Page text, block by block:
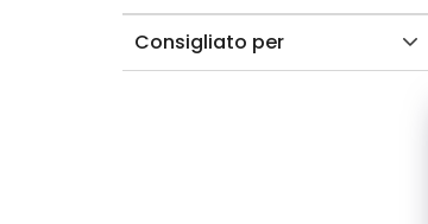
Consigliato per